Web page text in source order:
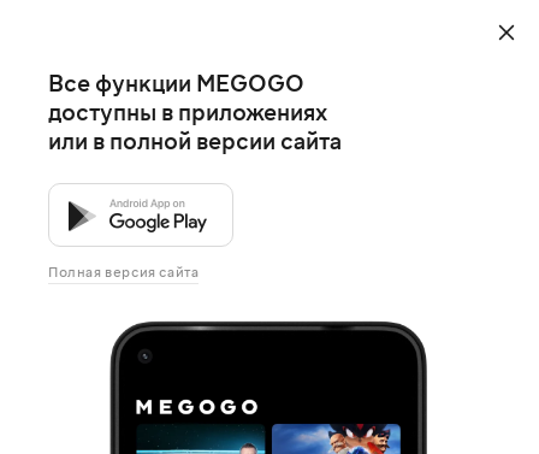
Все функции MEGOGO
доступны в приложениях
или в полной версии сайта
Полная версия сайта